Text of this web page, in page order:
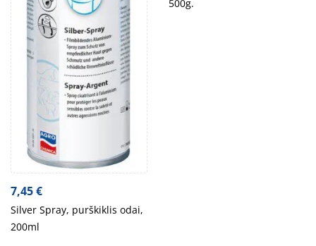
7,45€
Silver Spray, purškiklis odai,
200ml
500g.